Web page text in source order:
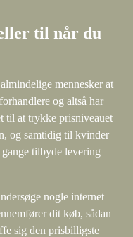
til når du
mennesker at
og altså har
til at trykke prisniveauet
og samtidig til kvinder
tilbyde levering
nogle internet
dit køb, sådan
sig den prisbilligste